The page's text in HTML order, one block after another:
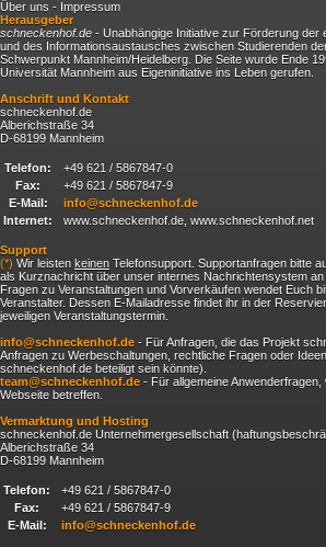
Über uns - Impressum
Herausgeber
schneckenhof.de - Unabhängige Initiative zur Förderung der
und des Informationsaustausches zwischen Studierenden
Schwerpunkt Mannheim/Heidelberg. Die Seite wurde Ende
Universität Mannheim aus Eigeninitiative ins Leben gerufen.
Anschrift und Kontakt
schneckenhof.de
Alberichstraße 34
D-68199 Mannheim
Telefon:
+49 621 / 5867847-0
Fax:
+49 621 / 5867847-9
E-Mail:
info@schneckenhof.de
Internet:
www.schneckenhof.de, www.schneckenhof.net
Support
(*) Wir leisten keinen Telefonsupport. Supportanfragen bitte
als Kurznachricht über unser internes Nachrichtensystem
Fragen zu Veranstaltungen und Vorverkäufen wendet Euch
Veranstalter. Dessen E-Mailadresse findet ihr in der
jeweiligen Veranstaltungstermin.
info@schneckenhof.de - Für Anfragen, die das Projekt
Anfragen zu Werbeschaltungen, rechtliche Fragen oder
schneckenhof.de beteiligt sein könnte).
team@schneckenhof.de - Für allgemeine
Webseite betreffen.
Vermarktung und Hosting
schneckenhof.de Unternehmergesellschaft
Alberichstraße 34
D-68199 Mannheim
Telefon:
+49 621 / 5867847-0
Fax:
+49 621 / 5867847-9
E-Mail:
info@schneckenhof.de